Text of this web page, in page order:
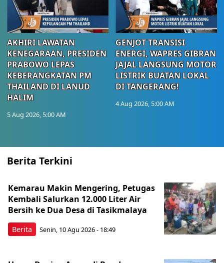
AKHIRI LAWATAN
KENEGARAAN, PRESIDEN
PRABOWO LEPAS
KEBERANGKATAN PM
THAILAND DI LANUD
HALIM
5 Aug 2026, 5:00 AM
GENJOT TRANSISI
ENERGI, WAPRES GIBRAN
JAJAL LANGSUNG MOTOR
LISTRIK BUATAN LOKAL
DI TANGERANG!
4 Aug 2026, 5:00 AM
Berita Terkini
Berita
Kemarau Makin Mengering, Petugas
Kembali Salurkan 12.000 Liter Air
Bersih ke Dua Desa di Tasikmalaya
Senin, 10 Agu 2026 - 18:49